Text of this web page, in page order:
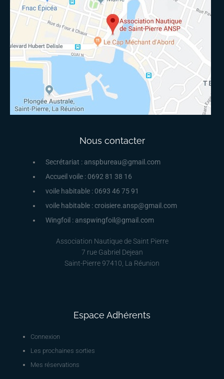
Nous contacter
Secrétariat : anspbureau@gmail.com
Accueil voile : 0692 81 38 16
voile habitable : 0693 46 75 91
voile habitable : croisiere.ansp@gmail.com
Wingfoil : anspwingfoil@gmail.com
Association Nautique de Saint Pierre
7 rue Gabriel Dejean
Saint-Pierre 97410, La Réunion
Espace Adhérents
Connexion
Les prochaines sorties
Mes réservations